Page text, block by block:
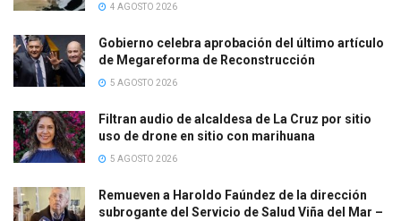
4 AGOSTO 2026
Gobierno celebra aprobación del último artículo
de Megareforma de Reconstrucción
5 AGOSTO 2026
Filtran audio de alcaldesa de La Cruz por sitio
uso de drone en sitio con marihuana
5 AGOSTO 2026
Remueven a Haroldo Faúndez de la dirección
subrogante del Servicio de Salud Viña del Mar –